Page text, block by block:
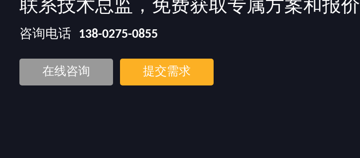
联系技术总监，免费获取专属方案和报价
咨询电话 138-0275-0855
在线咨询 提交需求